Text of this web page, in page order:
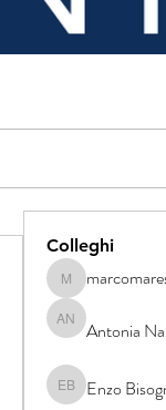
Colleghi
marcomaresca93
Antonia Napoli
Antonia
Enzo Bisognano
Enzo